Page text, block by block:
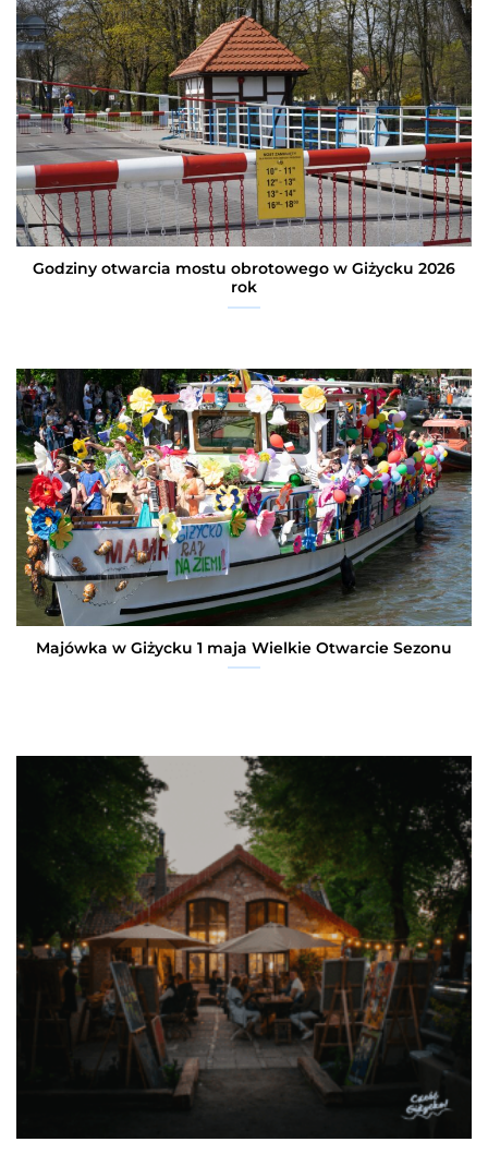
Godziny otwarcia mostu obrotowego w Giżycku 2026
rok
Majówka w Giżycku 1 maja Wielkie Otwarcie Sezonu